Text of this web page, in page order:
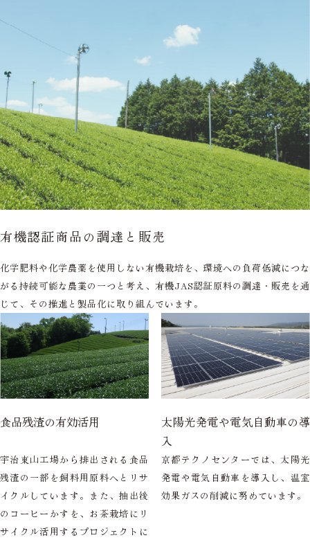
有機認証商品の調達と販売
化学肥料や化学農薬を使用しない有機栽培を、環境への負荷低減につな
がる持続可能な農業の一つと考え、有機JAS認証原料の調達・販売を通
じて、その推進と製品化に取り組んでいます。
食品残渣の有効活用
宇治東山工場から排出される食品
残渣の一部を飼料用原料へとリサ
イクルしています。また、抽出後
のコーヒーかすを、お茶栽培にリ
サイクル活用するプロジェクトに
太陽光発電や電気自動車の導
入
京都テクノセンターでは、太陽光
発電や電気自動車を導入し、温室
効果ガスの削減に努めています。